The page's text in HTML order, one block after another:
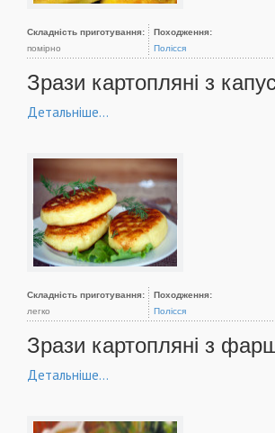
Складність приготування:
помірно
Походження:
Полісся
Зрази картопляні з
Детальніше...
Складність приготування:
легко
Походження:
Полісся
Зрази картопляні з
Детальніше...